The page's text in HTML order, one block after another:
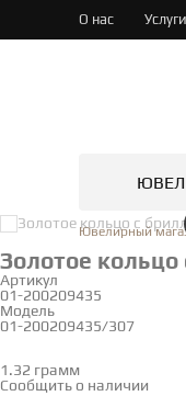
О нас Услуги
Ювелирный
Золотое
Артикул
01-200209435
Модель
01-200209435/307
1.32 грамм
Сообщить о наличии